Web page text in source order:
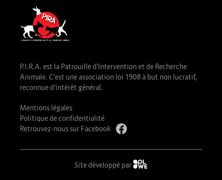
P.I.R.A. est la Patrouille d’Intervention et de Recherche
Animale. C’est une association loi 1908 à but non lucratif,
reconnue d’intérêt général.
Mentions légales
Politique de confidentialité
Retrouvez-nous sur Facebook
Site développé par